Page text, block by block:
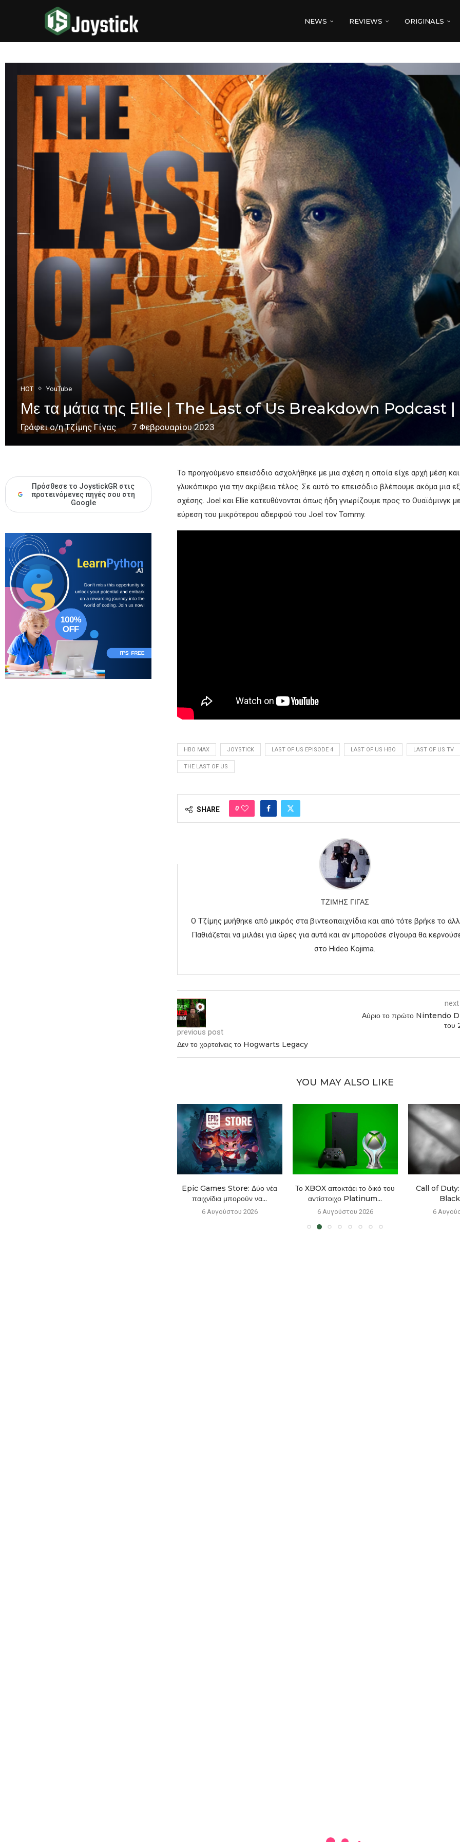
NEWS REVIEWS ORIGINALS
HOT YouTube
Με τα μάτια της Ellie | The Last of Us Breakdown Podcast |
Γράφει ο/ηΤζίμης Γίγας 7 Φεβρουαρίου 2023
Το προηγούμενο επεισόδιο ασχολήθηκε με μια σχέση η οποία είχε αρχή μέση
γλυκόπικρο για την ακρίβεια τέλος. Σε αυτό το επεισόδιο βλέπουμε ακόμα μια
σχέσης. Joel και Ellie κατευθύνονται όπως ήδη γνωρίζουμε προς το Ουαϊόμινγκ
εύρεση του μικρότερου αδερφού του Joel τον Tommy.
HBO MAX JOYSTICK LAST OF US EPISODE 4 LAST OF US HBO LAST OF US TV
THE LAST OF US
SHARE 0
ΤΖΊΜΗΣ ΓΊΓΑΣ
Ο Τζίμης μυήθηκε από μικρός στα βιντεοπαιχνίδια και από τότε βρήκε το
Παθιάζεται να μιλάει για ώρες για αυτά και αν μπορούσε σίγουρα θα
στο Hideo Kojima.
previous post
Δεν το χορταίνεις το Hogwarts Legacy
Αύριο το πρώτο Nintendo
του
YOU MAY ALSO LIKE
Epic Games Store: Δύο νέα
παιχνίδια μπορούν να...
6 Αυγούστου 2026
Το XBOX αποκτάει το δικό του
αντίστοιχο Platinum...
6 Αυγούστου 2026
Call of
6
Πρόσθεσε το JoystickGR στις
προτεινόμενες πηγές σου στη
Google